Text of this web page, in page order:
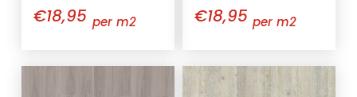
€18,95 per m2 €18,95 per m2